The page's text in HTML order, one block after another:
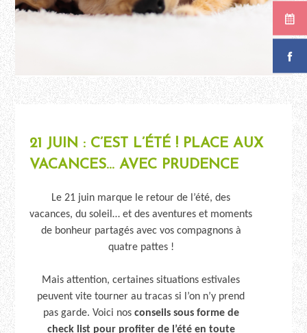
21 JUIN : C’EST L’ÉTÉ ! PLACE AUX
VACANCES… AVEC PRUDENCE
Le 21 juin marque le retour de l’été, des
vacances, du soleil… et des aventures et moments
de bonheur partagés avec vos compagnons à
quatre pattes !
Mais attention, certaines situations estivales
peuvent vite tourner au tracas si l’on n’y prend
pas garde. Voici nos conseils sous forme de
check list pour profiter de l’été en toute